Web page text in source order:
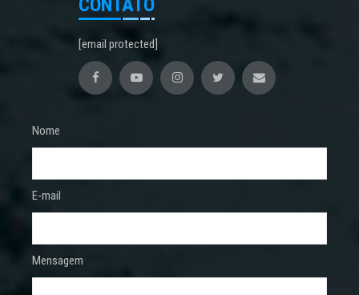
[email protected]
Nome
E-mail
Mensagem